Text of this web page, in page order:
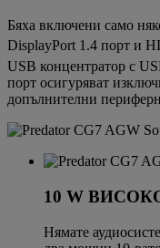
Бяха включени само
DisplayPort 1.4 порт и
USB концентратор с
порт осигуряват
допълнителни
10 W
Нямате